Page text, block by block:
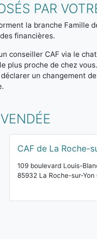
PAR
la branche
financières.
conseiller CAF via le
plus proche de chez
un changement
CAF de La Roche-
109 boulevard Louis-
85932 La Roche-sur-Yon